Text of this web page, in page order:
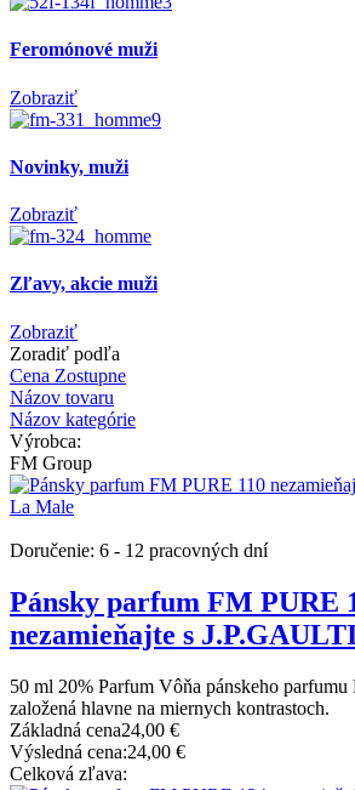
Feromónové muži
Zobraziť
Novinky, muži
Zobraziť
Zľavy, akcie muži
Zobraziť
Zoradiť podľa
Cena Zostupne
Názov tovaru
Názov kategórie
Výrobca:
FM Group
Doručenie: 6 - 12 pracovných dní
Pánsky parfum FM PURE
nezamieňajte s
50 ml 20% Parfum Vôňa pánskeho
založená hlavne na miernych kontrastoch.
Základná cena24,00 €
Výsledná cena:24,00 €
Celková zľava: